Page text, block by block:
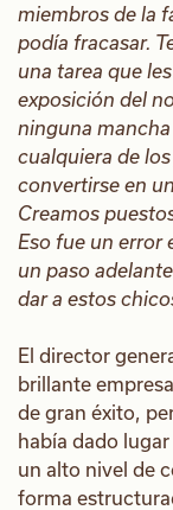
miembros de la
podía fracasar.
una tarea que
exposición del
ninguna
cualquiera de
convertirse en
Creamos
Eso fue un error
un paso
dar a estos
El director
brillante
de gran éxito,
había dado
un alto nivel de
forma